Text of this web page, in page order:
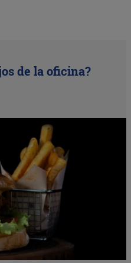
de la oficina?